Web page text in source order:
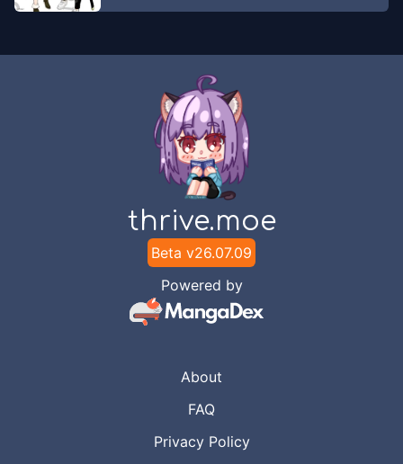
Biasa
Hadiah Untuk
Tenseiscans Group
Desa Pedang
Harapan Elf
Tenseiscans Group
Kemenangan dan
Timbangan
thrive.moe
Beta v26.07.09
Powered by
About
FAQ
Privacy Policy